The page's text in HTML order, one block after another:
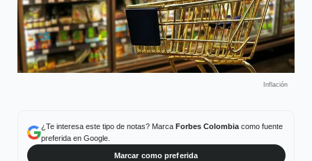
Inflación
¿Te interesa este tipo de notas? Marca Forbes Colombiacomo fuente
preferida en Google.
Marcar como preferida